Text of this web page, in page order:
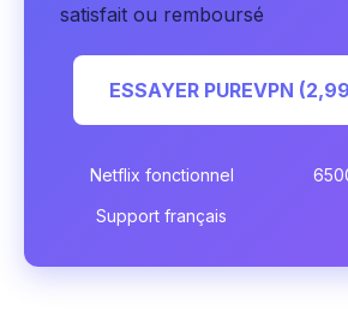
satisfait ou remboursé
ESSAYER PUREVPN
Netflix fonctionnel
Support français